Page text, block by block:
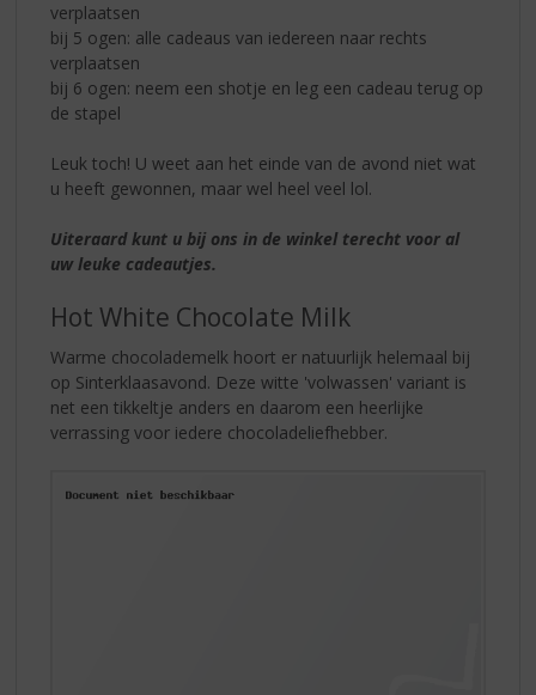
verplaatsen
bij 5 ogen: alle cadeaus van iedereen naar rechts
verplaatsen
bij 6 ogen: neem een shotje en leg een cadeau terug op
de stapel
Leuk toch! U weet aan het einde van de avond niet wat
u heeft gewonnen, maar wel heel veel lol.
Uiteraard kunt u bij ons in de winkel terecht voor al
uw leuke cadeautjes.
Hot White Chocolate Milk
Warme chocolademelk hoort er natuurlijk helemaal bij
op Sinterklaasavond. Deze witte 'volwassen' variant is
net een tikkeltje anders en daarom een heerlijke
verrassing voor iedere chocoladeliefhebber.